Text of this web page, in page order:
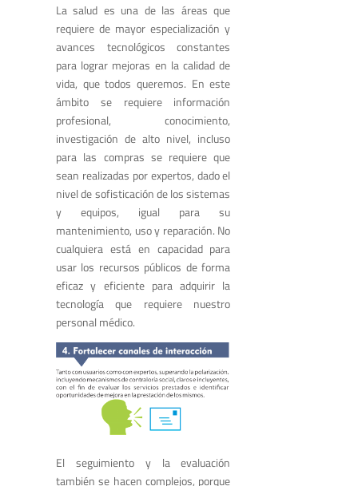
La salud es una de las áreas que
requiere de mayor especialización y
avances tecnológicos constantes
para lograr mejoras en la calidad de
vida, que todos queremos. En este
ámbito se requiere información
profesional, conocimiento,
investigación de alto nivel, incluso
para las compras se requiere que
sean realizadas por expertos, dado el
nivel de sofisticación de los sistemas
y equipos, igual para su
mantenimiento, uso y reparación. No
cualquiera está en capacidad para
usar los recursos públicos de forma
eficaz y eficiente para adquirir la
tecnología que requiere nuestro
personal médico.
El seguimiento y la evaluación
también se hacen complejos, porque